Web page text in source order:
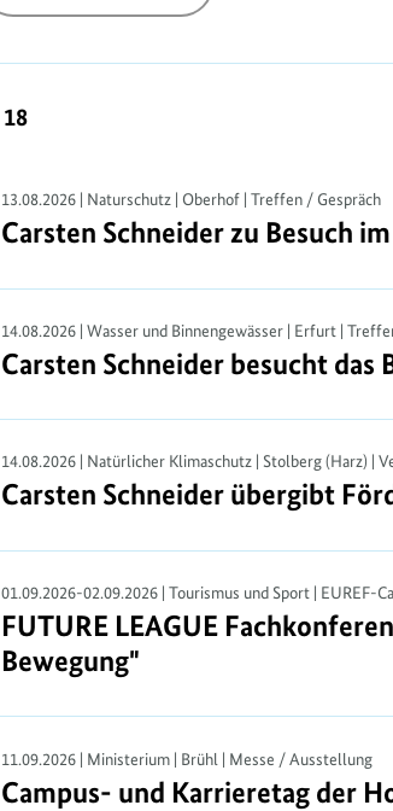
18
13.08.2026 | Naturschutz | Oberhof | Treffen / Gespräch
Carsten Schneider zu Besuch
Carsten Schneider zu Besuch
14.08.2026 | Wasser und Binnengewässer | Erfurt |
Carsten Schneider besucht
Carsten Schneider besucht
14.08.2026 | Natürlicher Klimaschutz | Stolberg (Harz) |
Carsten Schneider übergibt
Carsten Schneider übergibt
01.09.2026-02.09.2026 | Tourismus und Sport | EUREF-
FUTURE LEAGUE
FUTURE LEAGUE
Bewegung"
11.09.2026 | Ministerium | Brühl | Messe / Ausstellung
Campus- und Karrieretag der
Campus- und Karrieretag der